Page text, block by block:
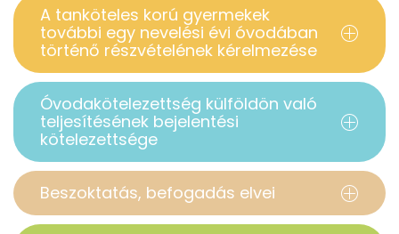
A tanköteles korú gyermekek
további egy nevelési évi óvodában
történő részvételének kérelmezése
Óvodakötelezettség külföldön való
teljesítésének bejelentési
kötelezettsége
Beszoktatás, befogadás elvei